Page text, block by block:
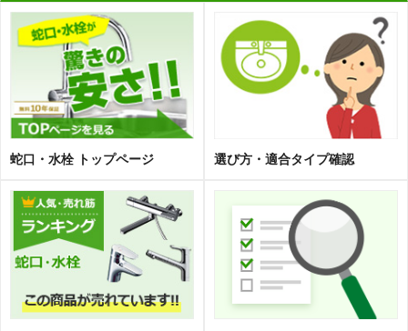
蛇口・水栓 トップページ 選び方・適合タイプ確認